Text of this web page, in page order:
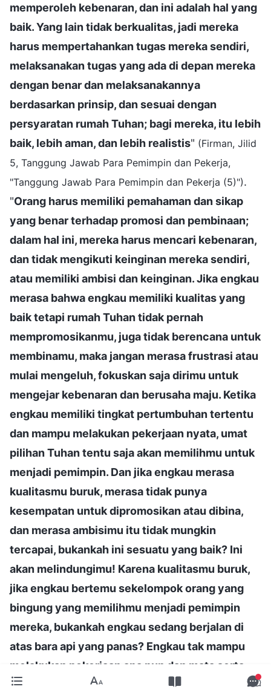
memperoleh kebenaran, dan ini adalah hal yang
baik. Yang lain tidak berkualitas, jadi mereka
harus mempertahankan tugas mereka sendiri,
melaksanakan tugas yang ada di depan mereka
dengan benar dan melaksanakannya
berdasarkan prinsip, dan sesuai dengan
persyaratan rumah Tuhan; bagi mereka, itu lebih
baik, lebih aman, dan lebih realistis" (Firman, Jilid
5, Tanggung Jawab Para Pemimpin dan Pekerja,
"Tanggung Jawab Para Pemimpin dan Pekerja (5)").
"Orang harus memiliki pemahaman dan sikap
yang benar terhadap promosi dan pembinaan;
dalam hal ini, mereka harus mencari kebenaran,
dan tidak mengikuti keinginan mereka sendiri,
atau memiliki ambisi dan keinginan. Jika engkau
merasa bahwa engkau memiliki kualitas yang
baik tetapi rumah Tuhan tidak pernah
mempromosikanmu, juga tidak berencana untuk
membinamu, maka jangan merasa frustrasi atau
mulai mengeluh, fokuskan saja dirimu untuk
mengejar kebenaran dan berusaha maju. Ketika
engkau memiliki tingkat pertumbuhan tertentu
dan mampu melakukan pekerjaan nyata, umat
pilihan Tuhan tentu saja akan memilihmu untuk
menjadi pemimpin. Dan jika engkau merasa
kualitasmu buruk, merasa tidak punya
kesempatan untuk dipromosikan atau dibina,
dan merasa ambisimu itu tidak mungkin
tercapai, bukankah ini sesuatu yang baik? Ini
akan melindungimu! Karena kualitasmu buruk,
jika engkau bertemu sekelompok orang yang
bingung yang memilihmu menjadi pemimpin
mereka, bukankah engkau sedang berjalan di
atas bara api yang panas? Engkau tak mampu
melakukan pekerjaan apa pun dan mata serta
pikiranmu buta. Semua yang engkau lakukan